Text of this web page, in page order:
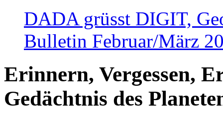
DADA grüsst DIGIT,
Bulletin Februar/März
Erinnern, Vergessen,
Gedächtnis des